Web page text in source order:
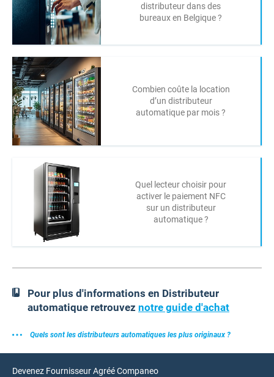
distributeur dans des
bureaux en Belgique ?
Combien coûte la location
d’un distributeur
automatique par mois ?
Quel lecteur choisir pour
activer le paiement NFC
sur un distributeur
automatique ?
Pour plus d'informations en Distributeur
automatique retrouvez notre guide d'achat
Quels sont les distributeurs automatiques les plus originaux ?
Devenez Fournisseur Agréé Companeo